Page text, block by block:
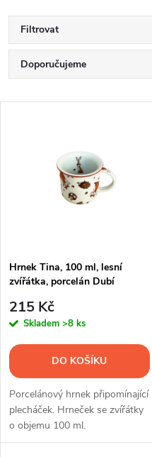
Filtrovat
Ř
a
p
r
o
d
u
Doporučujeme
Nejprodávanější
Abecedně
s
p
r
o
d
u
Hrnek Tina, 100 ml, lesní
zvířátka, porcelán Dubí
215 Kč
Skladem >8 ks
DO KOŠÍKU
Porcelánový hrnek připomínající
plecháček. Hrneček se zvířátky
o objemu 100 ml.